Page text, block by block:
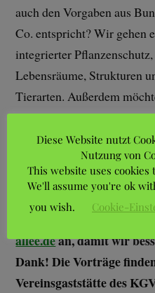
auch den Vorgaben aus
Co. entspricht? Wir gehen
integrierter
Lebensräume, Strukturen
Tierarten. Außerdem
Wildstauden vorstellen,
Wert für Wildbienen- und
Wichtig: Bitte meldet
per E-Mail mit eurem
allee.dean, damit wir
Dank! Die Vorträge
Vereinsgaststätte des
Diese Website nutzt
Nutzung von
This website uses
We'll assume you're ok
you wish.
Cookie-